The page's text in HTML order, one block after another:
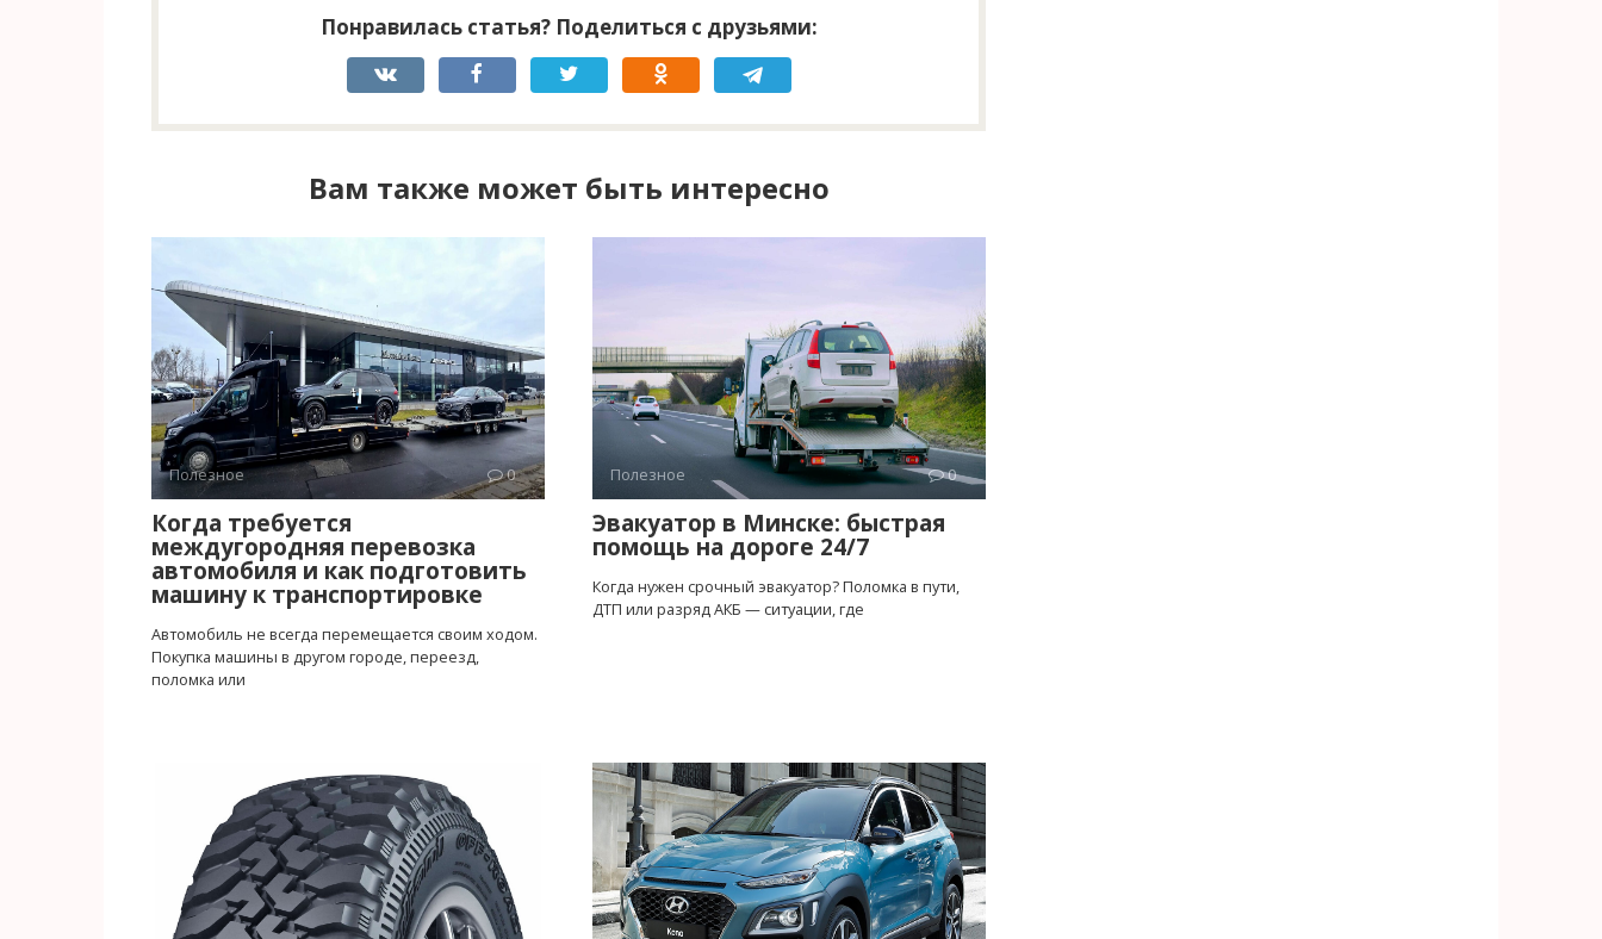
Понравилась статья? Поделиться с друзьями:
Вам также может быть интересно
Полезное 0
Когда требуется
междугородняя перевозка
автомобиля и как подготовить
машину к транспортировке
Автомобиль не всегда перемещается своим ходом.
Покупка машины в другом городе, переезд,
поломка или
Полезное 0
Эвакуатор в Минске: быстрая
помощь на дороге 24/7
Когда нужен срочный эвакуатор? Поломка в пути,
ДТП или разряд АКБ — ситуации, где